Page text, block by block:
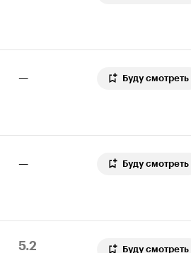
— Буду смотреть
— Буду смотреть
Рейтинг
5.2
124
Буду смотреть